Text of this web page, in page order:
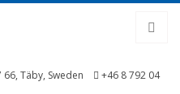
66, Täby, Sweden +46 8 792 04